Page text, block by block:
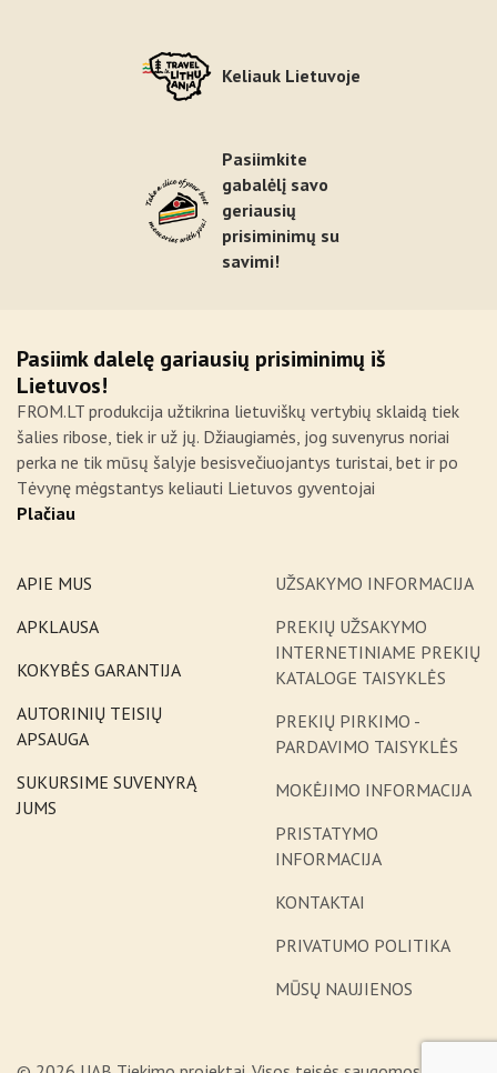
Keliauk Lietuvoje
Pasiimkite
gabalėlį savo
geriausių
prisiminimų su
savimi!
Pasiimk dalelę gariausių prisiminimų iš
Lietuvos!
FROM.LT produkcija užtikrina lietuviškų vertybių sklaidą tiek
šalies ribose, tiek ir už jų. Džiaugiamės, jog suvenyrus noriai
perka ne tik mūsų šalyje besisvečiuojantys turistai, bet ir po
Tėvynę mėgstantys keliauti Lietuvos gyventojai
Plačiau
APIE MUS
APKLAUSA
KOKYBĖS GARANTIJA
AUTORINIŲ TEISIŲ
APSAUGA
SUKURSIME SUVENYRĄ
JUMS
UŽSAKYMO INFORMACIJA
PREKIŲ UŽSAKYMO
INTERNETINIAME PREKIŲ
KATALOGE TAISYKLĖS
PREKIŲ PIRKIMO -
PARDAVIMO TAISYKLĖS
MOKĖJIMO INFORMACIJA
PRISTATYMO
INFORMACIJA
KONTAKTAI
PRIVATUMO POLITIKA
MŪSŲ NAUJIENOS